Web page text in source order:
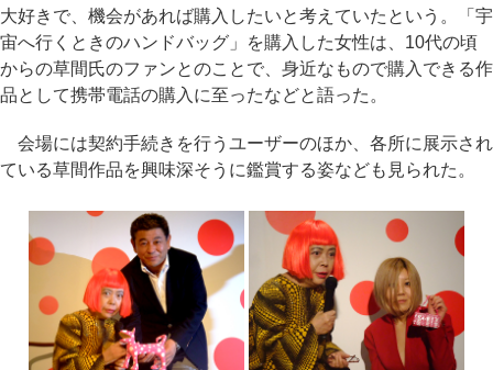
大好きで、機会があれば購入したいと考えていたという。「宇
宙へ行くときのハンドバッグ」を購入した女性は、10代の頃
からの草間氏のファンとのことで、身近なもので購入できる作
品として携帯電話の購入に至ったなどと語った。
会場には契約手続きを行うユーザーのほか、各所に展示され
ている草間作品を興味深そうに鑑賞する姿なども見られた。